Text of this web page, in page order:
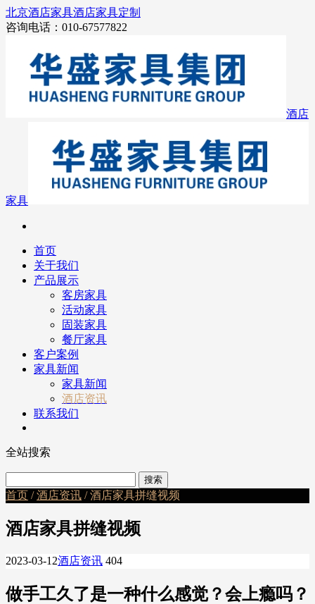
北京酒店家具酒店家具定制
咨询电话：010-67577822
酒店
家具
首页
关于我们
产品展示
客房家具
活动家具
固装家具
餐厅家具
客户案例
家具新闻
家具新闻
酒店资讯
联系我们
全站搜索
首页 /酒店资讯 / 酒店家具拼缝视频
酒店家具拼缝视频
2023-03-12酒店资讯 404
做手工久了是一种什么感觉？会上瘾吗？